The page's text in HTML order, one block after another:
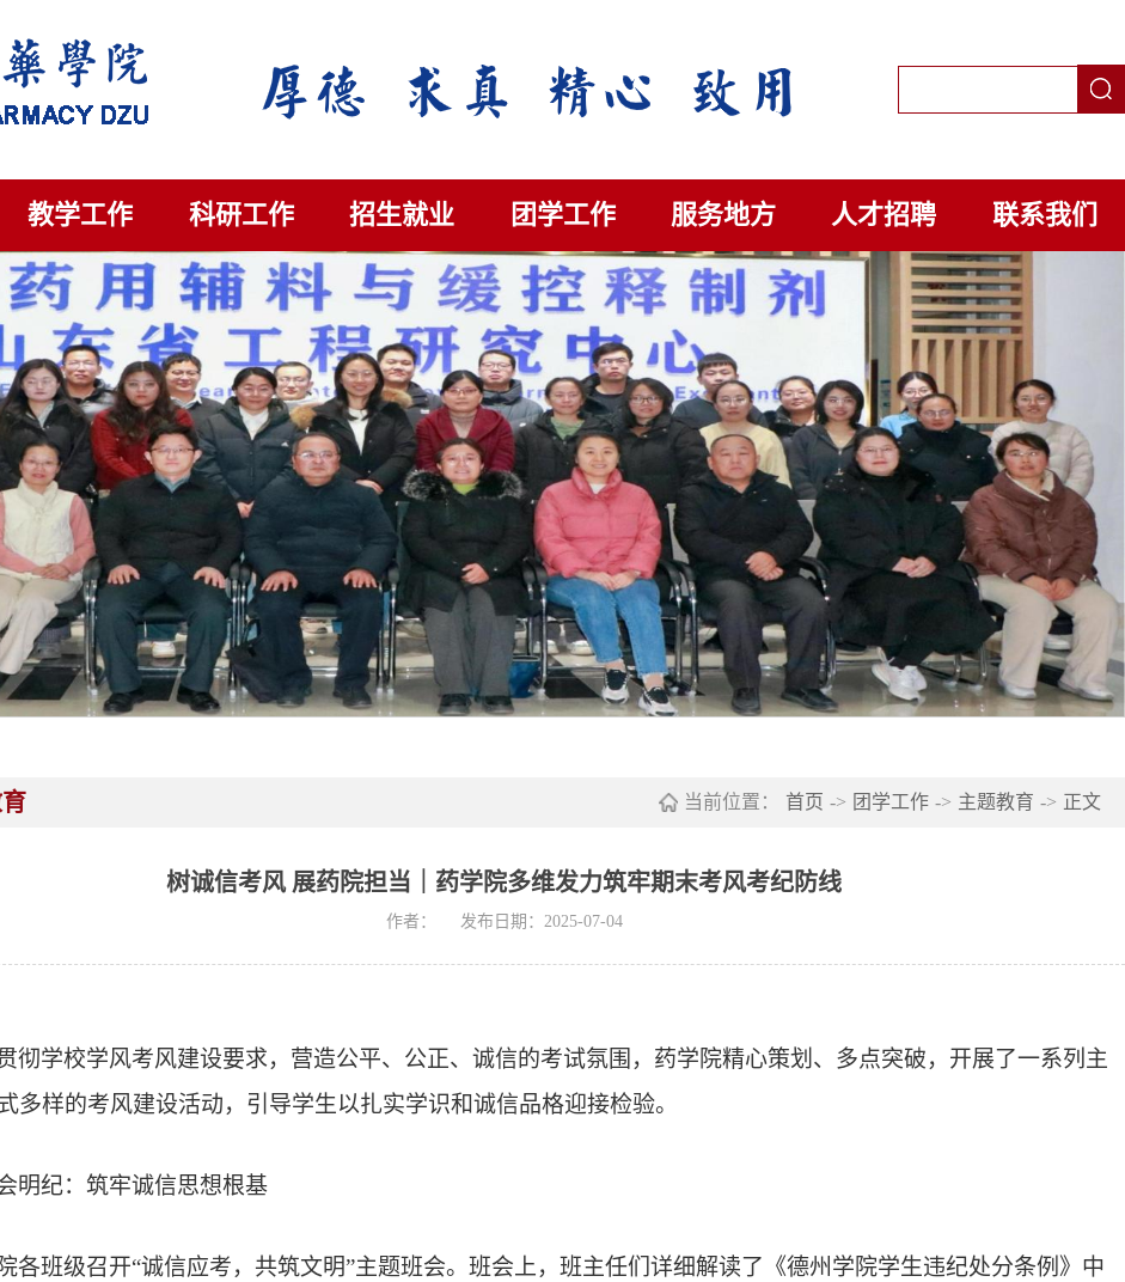
教学工作 科研工作 招生就业 团学工作 服务地方 人才招聘 联系我们
当前位置： 首页 -> 团学工作 -> 主题教育 -> 正文
树诚信考风 展药院担当｜药学院多维发力筑牢期末考风考纪防线
作者： 发布日期：2025-07-04
彻学校学风考风建设要求，营造公平、公正、诚信的考试氛围，药学院精心策划、多点突破，开展了一系列主
多样的考风建设活动，引导学生以扎实学识和诚信品格迎接检验。
明纪：筑牢诚信思想根基
各班级召开“诚信应考，共筑文明”主题班会。班会上，班主任们详细解读了《德州学院学生违纪处分条例》中